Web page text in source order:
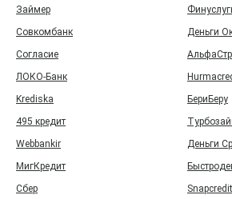
Займер
Совкомбанк
Деньги
Согласие
ЛОКО-Банк
Krediska
БериБеру
495 кредит
Webbankir
Деньги
МигКредит
Сбер
Snapcredit